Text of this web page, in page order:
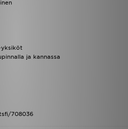
yksiköt
ja kannassa
708036